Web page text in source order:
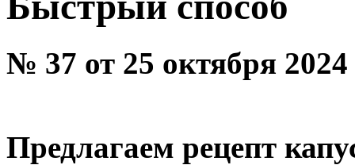
№ 37 от 25 октября
Предлагаем рецепт